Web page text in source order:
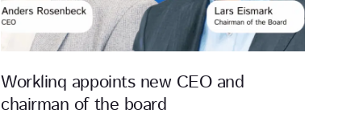
Worklinq appoints new CEO and
chairman of the board